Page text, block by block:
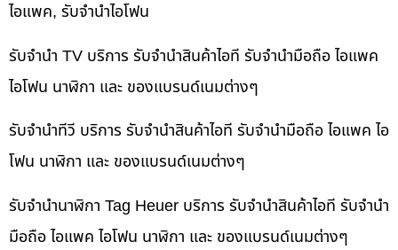
ไอแพค, รับจำนำไอโฟน
รับจำนำ TV บริการ รับจำนำสินค้าไอที รับจำนำมือถือ ไอแพค
ไอโฟน นาฬิกา และ ของแบรนด์เนมต่างๆ
รับจำนำทีวี บริการ รับจำนำสินค้าไอที รับจำนำมือถือ ไอแพค ไอ
โฟน นาฬิกา และ ของแบรนด์เนมต่างๆ
รับจำนำนาฬิกา Tag Heuer บริการ รับจำนำสินค้าไอที รับจำนำ
มือถือ ไอแพค ไอโฟน นาฬิกา และ ของแบรนด์เนมต่างๆ